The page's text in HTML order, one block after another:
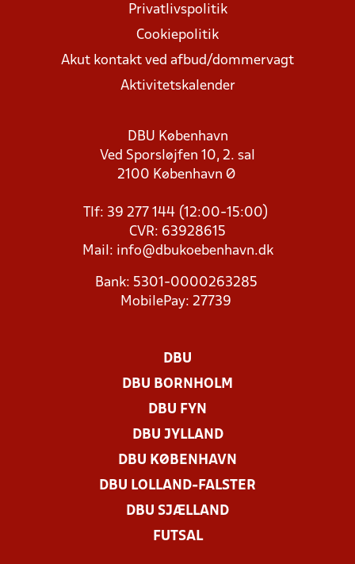
Privatlivspolitik
Cookiepolitik
Akut kontakt ved afbud/dommervagt
Aktivitetskalender
DBU København
Ved Sporsløjfen 10, 2. sal
2100 København Ø
Tlf: 39 277 144 (12:00-15:00)
CVR: 63928615
Mail: info@dbukoebenhavn.dk
Bank: 5301-0000263285
MobilePay: 27739
DBU
DBU BORNHOLM
DBU FYN
DBU JYLLAND
DBU KØBENHAVN
DBU LOLLAND-FALSTER
DBU SJÆLLAND
FUTSAL